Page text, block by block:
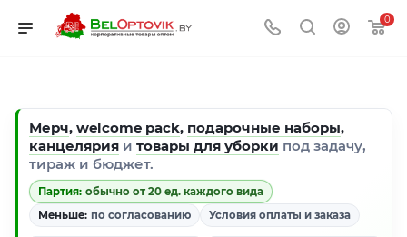
0
Мерч, welcome pack, подарочные наборы,
канцелярия и товары для уборки под задачу,
тираж и бюджет.
Партия: обычно от 20 ед. каждого вида
Меньше: по согласованию Условия оплаты и заказа